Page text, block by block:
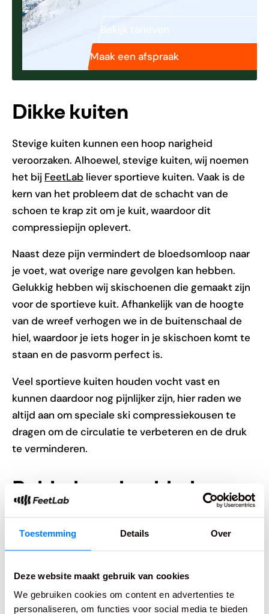
Toestemming Details Over
Deze website maakt gebruik van cookies
We gebruiken cookies om content en advertenties te
personaliseren, om functies voor social media te bieden
Bekijk tarieven
Maak een afspraak
Dikke kuiten
Stevige kuiten kunnen een hoop narigheid
veroorzaken. Alhoewel, stevige kuiten, wij noemen
het bij FeetLab liever sportieve kuiten. Vaak is de
kern van het probleem dat de schacht van de
schoen te krap zit om je kuit, waardoor dit
compressiepijn oplevert.
Naast deze pijn vermindert de bloedsomloop naar
je voet, wat overige nare gevolgen kan hebben.
Gelukkig hebben wij skischoenen die gemaakt zijn
voor de sportieve kuit. Afhankelijk van de hoogte
van de wreef verhogen we in de buitenschaal de
hiel, waardoor je iets hoger in je skischoen komt te
staan en de pasvorm perfect is.
Veel sportieve kuiten houden vocht vast en
kunnen daardoor nog pijnlijker zijn, hier raden we
altijd aan om speciale ski compressiekousen te
dragen om de circulatie te verbeteren en de druk
te verminderen.
Bobbels en knobbels
Jaarlijks zien wij duizenden voeten. Wat wij ook
vaak tegenkomen zijn knobbels en bobbels op
bijvoorbeeld de hiel of de voorvoet. Dit noemen we
in vaktermen een ‘exestose’ of een ‘halux’. Deze
weinig ruimte zit.